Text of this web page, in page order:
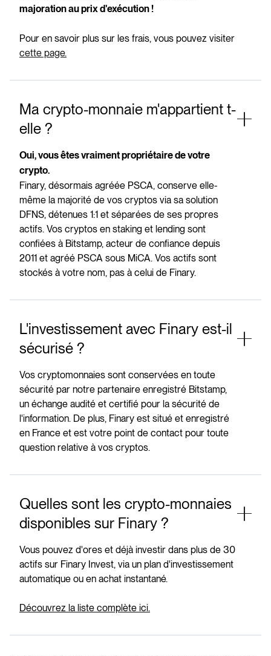
majoration au prix d'exécution !
Pour en savoir plus sur les frais, vous pouvez visiter
cette page.
Ma crypto-monnaie m'appartient t-
elle ?
Oui, vous êtes vraiment propriétaire de votre
crypto.
Finary, désormais agréée PSCA, conserve elle-
même la majorité de vos cryptos via sa solution
DFNS, détenues 1:1 et séparées de ses propres
actifs. Vos cryptos en staking et lending sont
confiées à Bitstamp, acteur de confiance depuis
2011 et agréé PSCA sous MiCA. Vos actifs sont
stockés à votre nom, pas à celui de Finary.
L'investissement avec Finary est-il
sécurisé ?
Vos cryptomonnaies sont conservées en toute
sécurité par notre partenaire enregistré Bitstamp,
un échange audité et certifié pour la sécurité de
l'information. De plus, Finary est situé et enregistré
en France et est votre point de contact pour toute
question relative à vos cryptos.
Quelles sont les crypto-monnaies
disponibles sur Finary ?
Vous pouvez d'ores et déjà investir dans plus de 30
actifs sur Finary Invest, via un plan d'investissement
automatique ou en achat instantané.
Découvrez la liste complète ici.